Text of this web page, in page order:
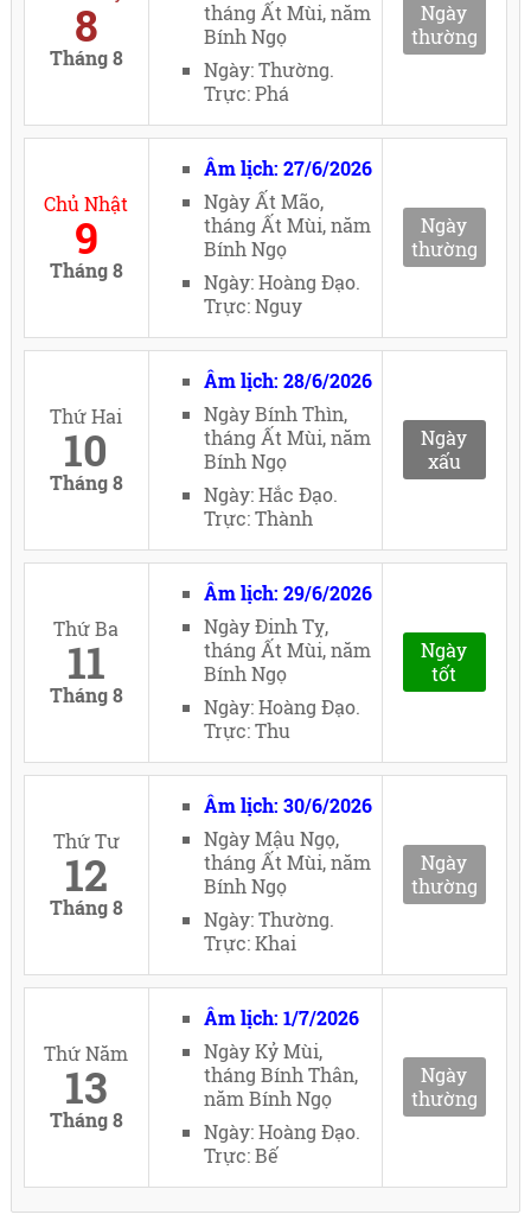
8
Tháng 8
tháng Ất Mùi, năm
Bính Ngọ
Ngày: Thường.
Trực: Phá
Ngày
thường
Chủ Nhật
9
Tháng 8
Âm lịch: 27/6/2026
Ngày Ất Mão,
tháng Ất Mùi, năm
Bính Ngọ
Ngày: Hoàng Đạo.
Trực: Nguy
Ngày
thường
Thứ Hai
10
Tháng 8
Âm lịch: 28/6/2026
Ngày Bính Thìn,
tháng Ất Mùi, năm
Bính Ngọ
Ngày: Hắc Đạo.
Trực: Thành
Ngày
xấu
Thứ Ba
11
Tháng 8
Âm lịch: 29/6/2026
Ngày Đinh Tỵ,
tháng Ất Mùi, năm
Bính Ngọ
Ngày: Hoàng Đạo.
Trực: Thu
Ngày
tốt
Thứ Tư
12
Tháng 8
Âm lịch: 30/6/2026
Ngày Mậu Ngọ,
tháng Ất Mùi, năm
Bính Ngọ
Ngày: Thường.
Trực: Khai
Ngày
thường
Thứ Năm
13
Tháng 8
Âm lịch: 1/7/2026
Ngày Kỷ Mùi,
tháng Bính Thân,
năm Bính Ngọ
Ngày: Hoàng Đạo.
Trực: Bế
Ngày
thường